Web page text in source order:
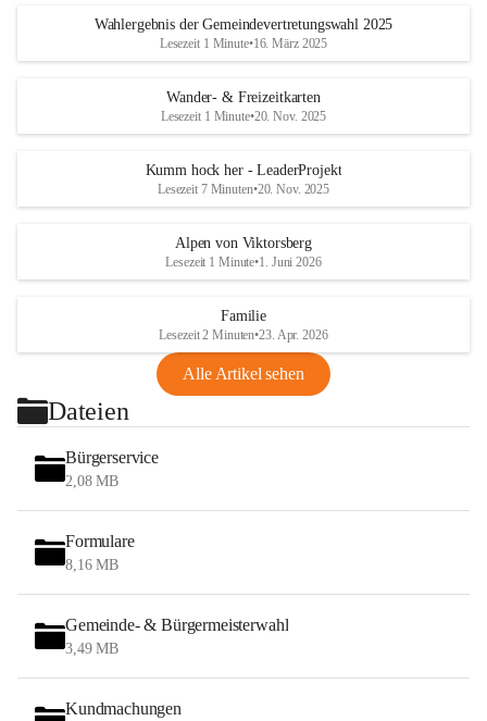
Wahlergebnis der Gemeindevertretungswahl 2025
Lesezeit 1 Minute•16. März 2025
Wander- & Freizeitkarten
Lesezeit 1 Minute•20. Nov. 2025
Kumm hock her - LeaderProjekt
Lesezeit 7 Minuten•20. Nov. 2025
Alpen von Viktorsberg
Lesezeit 1 Minute•1. Juni 2026
Familie
Lesezeit 2 Minuten•23. Apr. 2026
Alle Artikel sehen
Dateien
Bürgerservice
2,08 MB
Formulare
8,16 MB
Gemeinde- & Bürgermeisterwahl
3,49 MB
Kundmachungen